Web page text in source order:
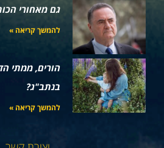
גם מאחורי
להמשך קריאה »
הורים, ממתי
בנתב"ג?
להמשך קריאה »